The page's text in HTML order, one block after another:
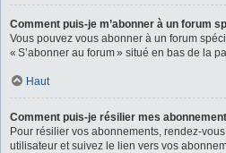
Comment puis-je m’abonner à un forum
Vous pouvez vous abonner à un forum
« S’abonner au forum » situé en bas de la
Haut
Comment puis-je résilier mes
Pour résilier vos abonnements, rendez-
utilisateur et suivez le lien vers vos